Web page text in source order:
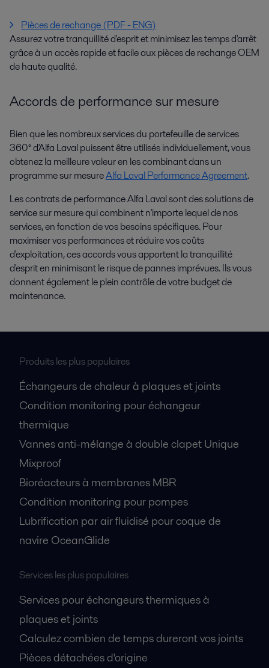
Pièces de rechange (PDF - ENG)
Assurez votre tranquillité d'esprit et minimisez les temps d'arrêt
grâce à un accès rapide et facile aux pièces de rechange OEM
de haute qualité.
Accords de performance sur mesure
Bien que les nombreux services du portefeuille de services
360° d'Alfa Laval puissent être utilisés individuellement, vous
obtenez la meilleure valeur en les combinant dans un
programme sur mesureAlfa Laval Performance Agreement.
Les contrats de performance Alfa Laval sont des solutions de
service sur mesure qui combinent n'importe lequel de nos
services, en fonction de vos besoins spécifiques. Pour
maximiser vos performances et réduire vos coûts
d'exploitation, ces accords vous apportent la tranquillité
d'esprit en minimisant le risque de pannes imprévues. Ils vous
donnent également le plein contrôle de votre budget de
maintenance.
Produits les plus populaires
Échangeurs de chaleur à plaques et joints
Condition monitoring pour échangeur
thermique
Vannes anti-mélange à double clapet Unique
Mixproof
Bioréacteurs à membranes MBR
Condition monitoring pour pompes
Lubrification par air fluidisé pour coque de
navire OceanGlide
Services les plus populaires
Services pour échangeurs thermiques à
plaques et joints
Calculez combien de temps dureront vos joints
Pièces détachées d'origine